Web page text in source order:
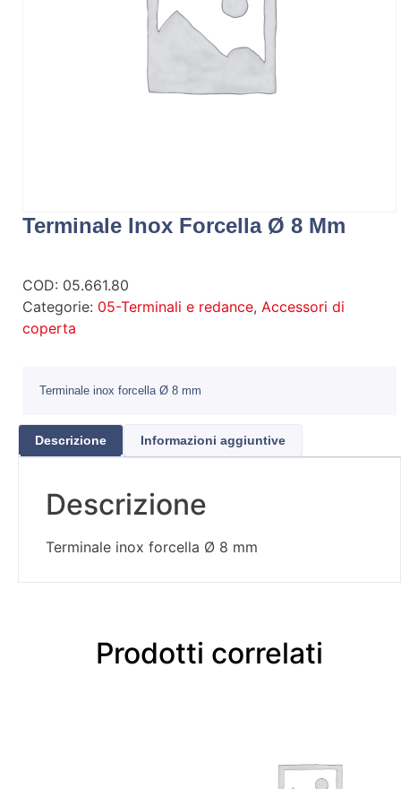
Terminale Inox Forcella Ø 8 Mm
COD: 05.661.80
Categorie: 05-Terminali e redance, Accessori di
coperta
Terminale inox forcella Ø 8 mm
Descrizione Informazioni aggiuntive
Descrizione
Terminale inox forcella Ø 8 mm
Prodotti correlati